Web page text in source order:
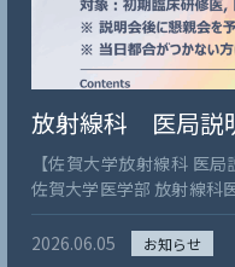
ア」を考案しました。
コホート126例、合計
アは病理学的UIP所見を
連死亡，1年後・2年後の
されました。 CT所見が
うことが難しい症例にお
クを評価するための、簡
ーとなることが期待され
めでとうございます！ 英
すますのご活躍を期待し
放射線科 医局
【佐賀大学放射線科 医
佐賀大学医学部 放射線科
明会を開催します。 放射
臨床研修医、医学科6年
2026.06.05 お知らせ